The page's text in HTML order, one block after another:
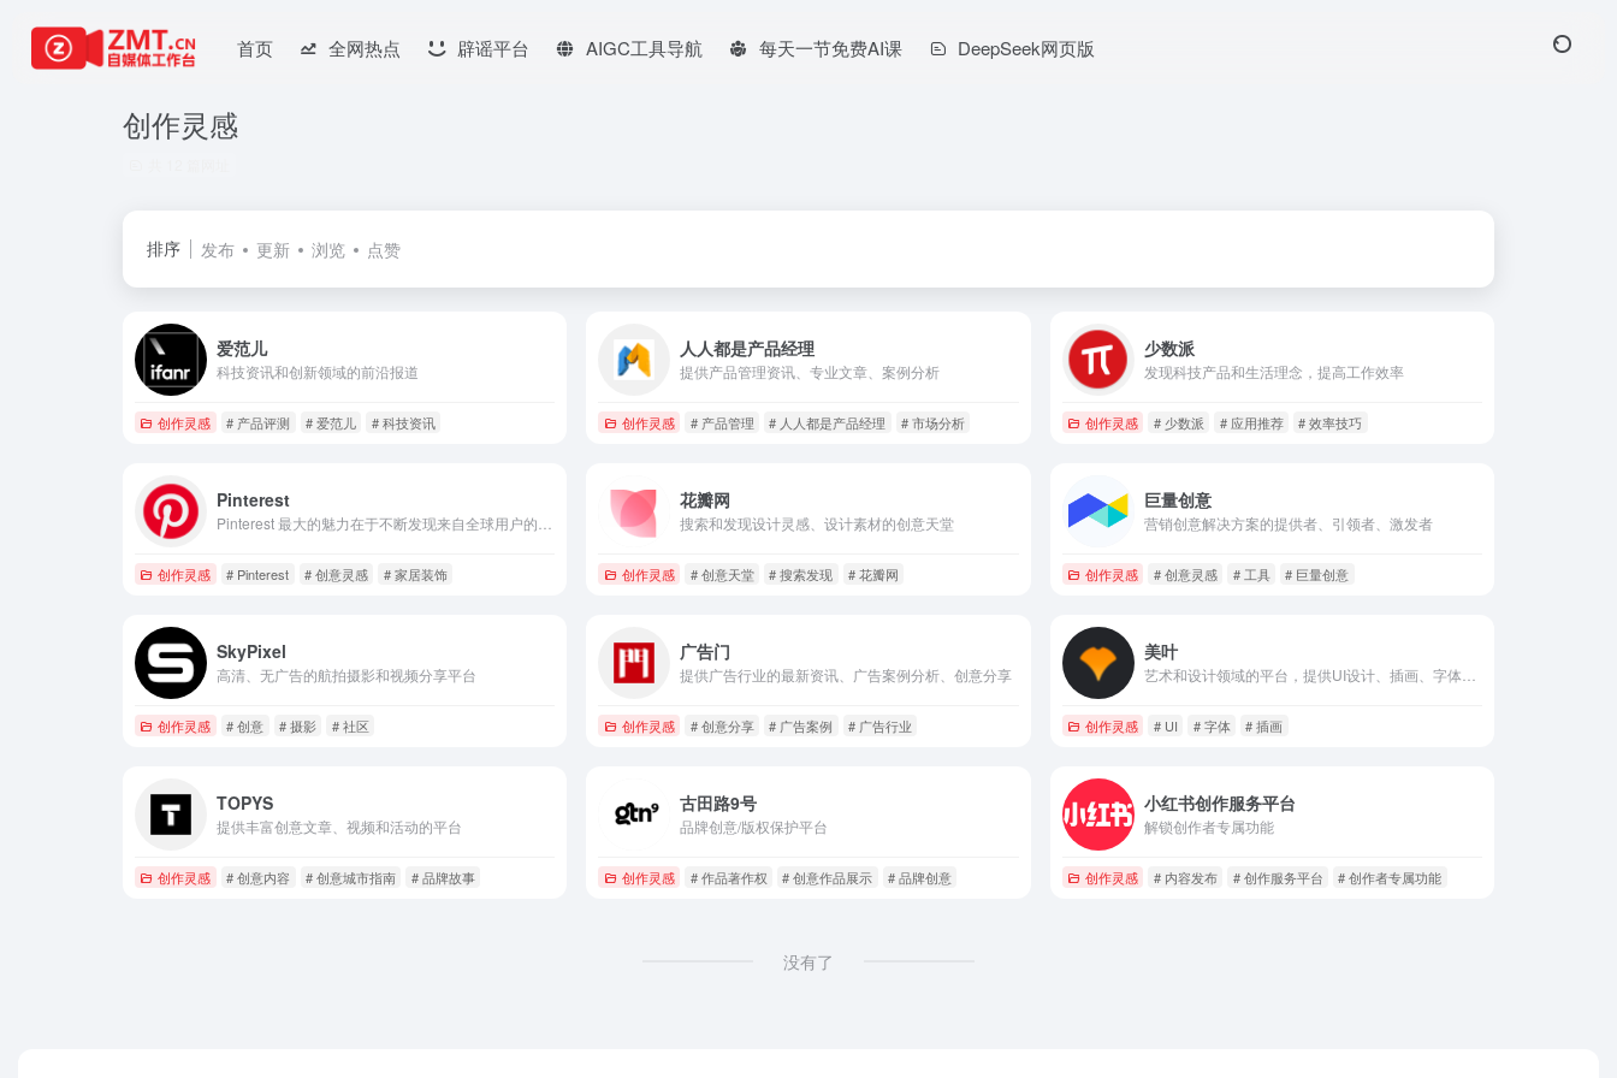
首页 全网热点 辟谣平台 AIGC工具导航 每天一节免费AI课 DeepSeek网页版
创作灵感
排序 发布 更新 浏览 点赞
爱范儿
科技资讯和创新领域的前沿报道
创作灵感 # 产品评测 # 爱范儿 # 科技资讯
人人都是产品经理
提供产品管理资讯、专业文章、案例分析
创作灵感 # 产品管理 # 人人都是产品经理 # 市场分析
少数派
发现科技产品和生活理念，提高工作效率
创作灵感 # 少数派 # 应用推荐 # 效率技巧
Pinterest
创作灵感 # Pinterest # 创意灵感 # 家居装饰
花瓣网
搜索和发现设计灵感、设计素材的创意天堂
创作灵感 # 创意天堂 # 搜索发现 # 花瓣网
巨量创意
营销创意解决方案的提供者、引领者、激发者
创作灵感 # 创意灵感 # 工具 # 巨量创意
SkyPixel
高清、无广告的航拍摄影和视频分享平台
创作灵感 # 创意 # 摄影 # 社区
广告门
提供广告行业的最新资讯、广告案例分析、创意分享
创作灵感 # 创意分享 # 广告案例 # 广告行业
美叶
创作灵感 # UI # 字体 # 插画
TOPYS
提供丰富创意文章、视频和活动的平台
创作灵感 # 创意内容 # 创意城市指南 # 品牌故事
古田路9号
品牌创意/版权保护平台
创作灵感 # 作品著作权 # 创意作品展示 # 品牌创意
小红书创作服务平台
解锁创作者专属功能
创作灵感 # 内容发布 # 创作服务平台 # 创作者专属功能
没有了